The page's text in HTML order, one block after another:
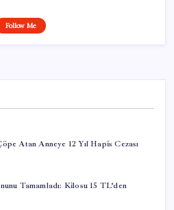
Follow Me
Atan Anneye 12 Yıl Hapis Cezası
Tamamladı: Kilosu 15 TL’den